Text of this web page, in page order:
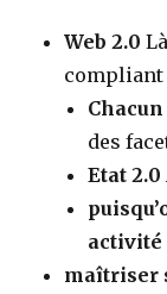
Web 2.0
compliant
des
Etat 2.0
activité
maîtriser